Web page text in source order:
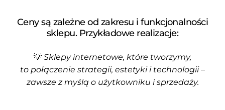
Ceny są zależne od zakresu i funkcjonalności
sklepu. Przykładowe realizacje:
💡 Sklepy internetowe, które tworzymy,
to połączenie strategii, estetyki i technologii –
zawsze z myślą o użytkowniku i sprzedaży.